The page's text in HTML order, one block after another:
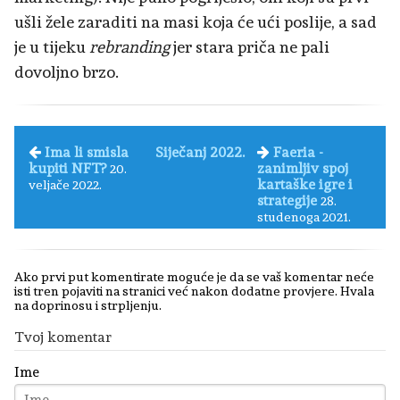
ušli žele zaraditi na masi koja će ući poslije, a sad
je u tijeku rebrandingjer stara priča ne pali
dovoljno brzo.
Ima li smisla
kupiti NFT? 20.
veljače 2022.
Siječanj 2022.
Faeria -
zanimljiv spoj
kartaške igre i
strategije 28.
studenoga 2021.
Ako prvi put komentirate moguće je da se vaš komentar neće
isti tren pojaviti na stranici već nakon dodatne provjere. Hvala
na doprinosu i strpljenju.
Tvoj komentar
Ime